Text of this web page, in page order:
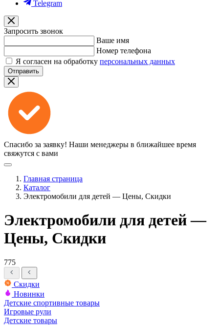
Telegram
Запросить звонок
Ваше имя
Номер телефона
Я согласен на обработку персональных данных
Отправить
Спасибо за заявку! Наши менеджеры в ближайшее время
свяжутся с вами
Главная страница
Каталог
Электромобили для детей — Цены, Скидки
Электромобили для детей —
Цены, Скидки
775
Скидки
Новинки
Детские спортивные товары
Игровые рули
Детские товары